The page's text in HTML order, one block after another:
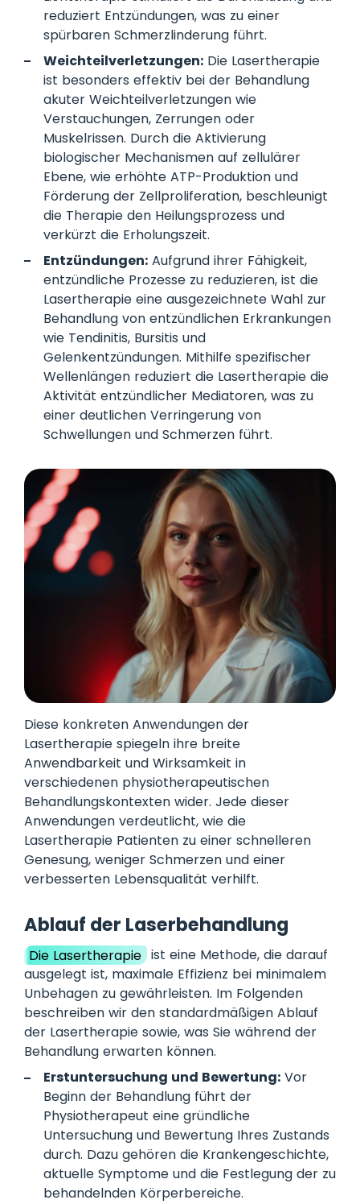
reduziert Entzündungen, was zu einer
spürbaren Schmerzlinderung führt.
Weichteilverletzungen: Die Lasertherapie
ist besonders effektiv bei der Behandlung
akuter Weichteilverletzungen wie
Verstauchungen, Zerrungen oder
Muskelrissen. Durch die Aktivierung
biologischer Mechanismen auf zellulärer
Ebene, wie erhöhte ATP-Produktion und
Förderung der Zellproliferation, beschleunigt
die Therapie den Heilungsprozess und
verkürzt die Erholungszeit.
Entzündungen: Aufgrund ihrer Fähigkeit,
entzündliche Prozesse zu reduzieren, ist die
Lasertherapie eine ausgezeichnete Wahl zur
Behandlung von entzündlichen Erkrankungen
wie Tendinitis, Bursitis und
Gelenkentzündungen. Mithilfe spezifischer
Wellenlängen reduziert die Lasertherapie die
Aktivität entzündlicher Mediatoren, was zu
einer deutlichen Verringerung von
Schwellungen und Schmerzen führt.
Diese konkreten Anwendungen der
Lasertherapie spiegeln ihre breite
Anwendbarkeit und Wirksamkeit in
verschiedenen physiotherapeutischen
Behandlungskontexten wider. Jede dieser
Anwendungen verdeutlicht, wie die
Lasertherapie Patienten zu einer schnelleren
Genesung, weniger Schmerzen und einer
verbesserten Lebensqualität verhilft.
Ablauf der Laserbehandlung
Die Lasertherapie ist eine Methode, die darauf
ausgelegt ist, maximale Effizienz bei minimalem
Unbehagen zu gewährleisten. Im Folgenden
beschreiben wir den standardmäßigen Ablauf
der Lasertherapie sowie, was Sie während der
Behandlung erwarten können.
Erstuntersuchung und Bewertung: Vor
Beginn der Behandlung führt der
Physiotherapeut eine gründliche
Untersuchung und Bewertung Ihres Zustands
durch. Dazu gehören die Krankengeschichte,
aktuelle Symptome und die Festlegung der zu
behandelnden Körperbereiche.